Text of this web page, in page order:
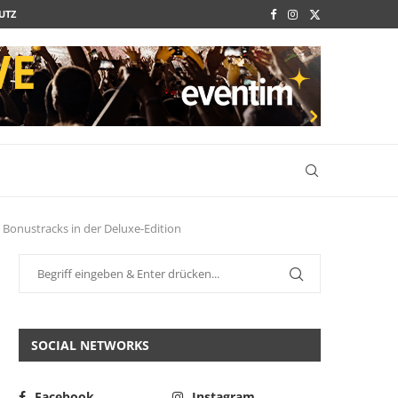
in der Deluxe-Edition
SOCIAL NETWORKS